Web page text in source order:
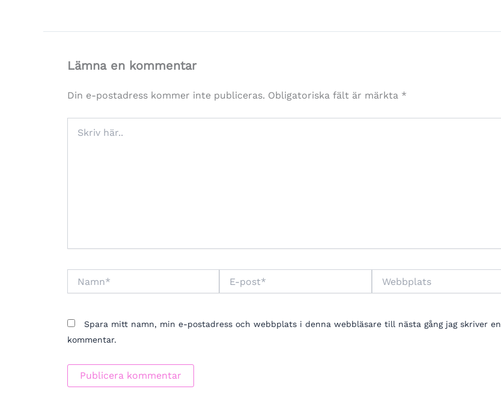
Lämna en kommentar
Din e-postadress kommer inte publiceras. Obligatoriska fält är märkta *
här..
post*
Spara mitt namn, min e-postadress och webbplats i denna webbläsare till nästa gång jag skriver en
kommentar.